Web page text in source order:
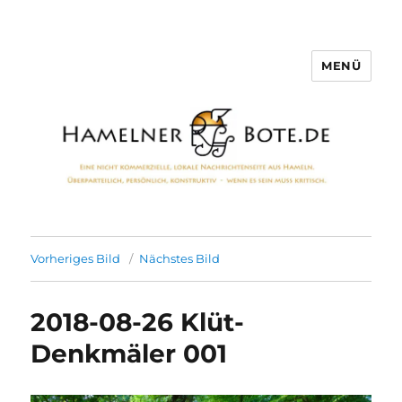
MENÜ
Vorheriges Bild Nächstes Bild
2018-08-26 Klüt-
Denkmäler 001